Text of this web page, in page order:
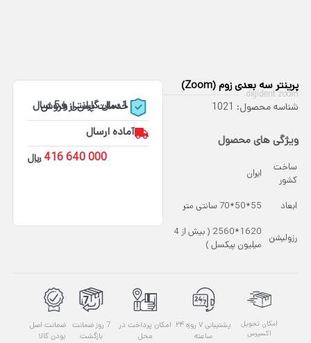
پرینتر سه بعدی زوم (Zoom)
digident zoom
شناسه محصول: 1021
ویژگی های محصول
ساخت
کشور
ایران
ابعاد 55*50*70 سانتی متر
رزولیشن
1620*2560 ( بیش از 4
میلیون پیکسل )
1 سال گارانتی و 5 سال خدمات پس از فروش
آماده ارسال
﷼416 640 000
امکان تحویل
اکسپرس
پشتیبانی ۷ روزه ۲۴
ساعته
امکان پرداخت در
محل
7 روز ضمانت
بازگشت
ضمانت اصل
بودن کالا